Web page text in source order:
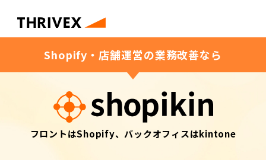
Shopify・店舗運営の業務改善なら
フロントはShopify、バックオフィスはkintone